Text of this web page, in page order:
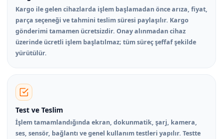
Kargo ile gelen cihazlarda işlem başlamadan önce arıza, fiyat,
parça seçeneği ve tahmini teslim süresi paylaşılır. Kargo
gönderimi tamamen ücretsizdir. Onay alınmadan cihaz
üzerinde ücretli işlem başlatılmaz; tüm süreç şeffaf şekilde
yürütülür.
Test ve Teslim
İşlem tamamlandığında ekran, dokunmatik, şarj, kamera,
ses, sensör, bağlantı ve genel kullanım testleri yapılır. Testte